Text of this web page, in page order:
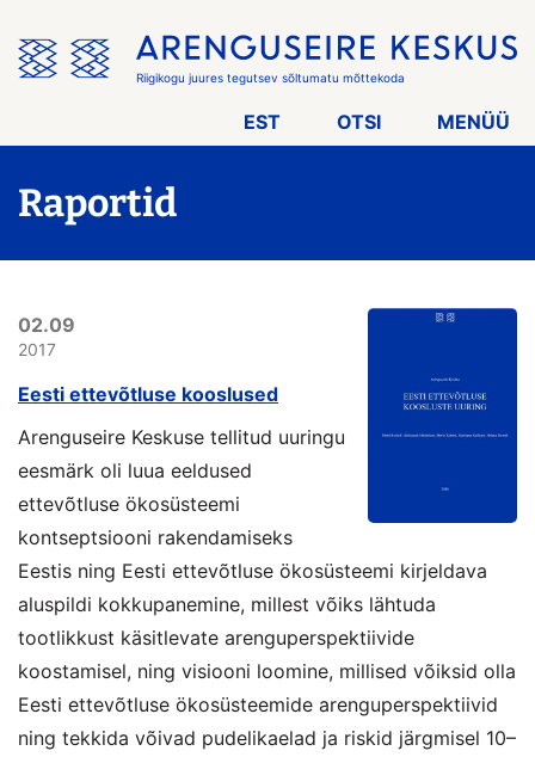
menüü
vahele
Riigikogu juures tegutsev sõltumatu mõttekoda
EST OTSI MENÜÜ
Raportid
02.09
2017
Eesti ettevõtluse kooslused
Arenguseire Keskuse tellitud uuringu
eesmärk oli luua eeldused
ettevõtluse ökosüsteemi
kontseptsiooni rakendamiseks
Eestis ning Eesti ettevõtluse ökosüsteemi kirjeldava
aluspildi kokkupanemine, millest võiks lähtuda
tootlikkust käsitlevate arenguperspektiivide
koostamisel, ning visiooni loomine, millised võiksid olla
Eesti ettevõtluse ökosüsteemide arenguperspektiivid
ning tekkida võivad pudelikaelad ja riskid järgmisel 10–